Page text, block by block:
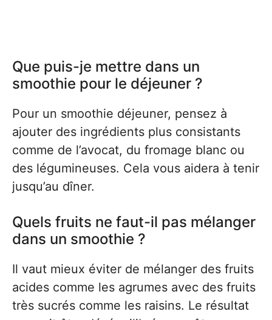
Que puis-je mettre dans un
smoothie pour le déjeuner ?
Pour un smoothie déjeuner, pensez à
ajouter des ingrédients plus consistants
comme de l’avocat, du fromage blanc ou
des légumineuses. Cela vous aidera à tenir
jusqu’au dîner.
Quels fruits ne faut-il pas mélanger
dans un smoothie ?
Il vaut mieux éviter de mélanger des fruits
acides comme les agrumes avec des fruits
très sucrés comme les raisins. Le résultat